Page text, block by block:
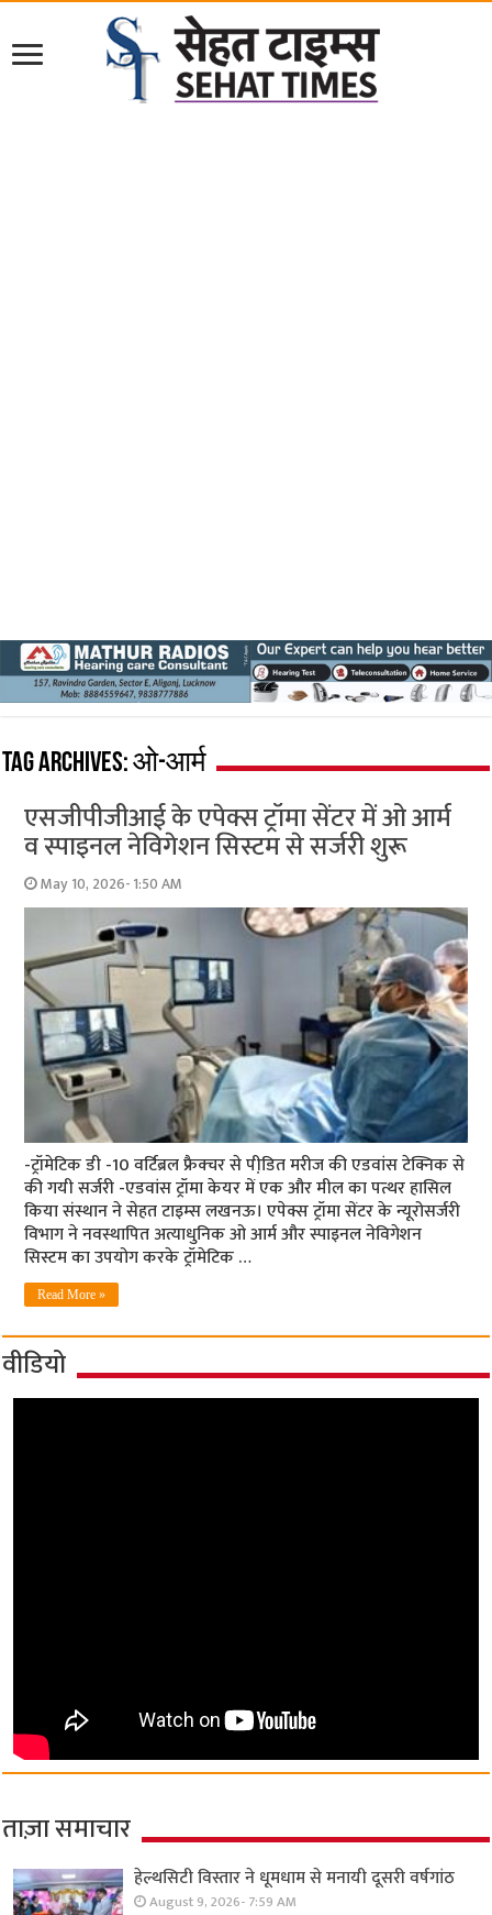
Tag Archives:ओ-आर्म
एसजीपीजीआई के एपेक्स ट्रॉमा सेंटर में ओ आर्म
व स्पाइनल नेविगेशन सिस्टम से सर्जरी शुरू
May 10, 2026- 1:50 AM
-ट्रॉमेटिक डी -10 वर्टिब्रल फ्रैक्चर से पीडि़त मरीज की एडवांस टेक्निक से
की गयी सर्जरी -एडवांस ट्रॉमा केयर में एक और मील का पत्थर हासिल
किया संस्थान ने सेहत टाइम्स लखनऊ। एपेक्स ट्रॉमा सेंटर के न्यूरोसर्जरी
विभाग ने नवस्थापित अत्याधुनिक ओ आर्म और स्पाइनल नेविगेशन
सिस्टम का उपयोग करके ट्रॉमेटिक …
Read More »
वीडियो
ताज़ा समाचार
हेल्थसिटी विस्तार ने धूमधाम से मनायी दूसरी वर्षगांठ
August 9, 2026- 7:59 AM